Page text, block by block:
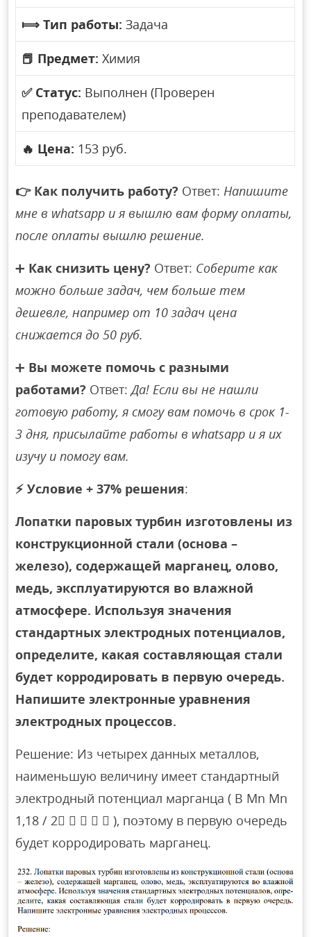
⟾ Тип работы: Задача
📕 Предмет: Химия
✅ Статус: Выполнен (Проверен
преподавателем)
🔥 Цена: 153 руб.
👉 Как получить работу? Ответ:Напишите
мне в whatsapp и я вышлю вам форму оплаты,
после оплаты вышлю решение.
➕ Как снизить цену? Ответ: Соберите как
можно больше задач, чем больше тем
дешевле, например от 10 задач цена
снижается до 50 руб.
➕ Вы можете помочь с разными
работами? Ответ:Да! Если вы не нашли
готовую работу, я смогу вам помочь в срок 1-
3 дня, присылайте работы в whatsapp и я их
изучу и помогу вам.
⚡ Условие + 37% решения:
Лопатки паровых турбин изготовлены из
конструкционной стали (основа –
железо), содержащей марганец, олово,
медь, эксплуатируются во влажной
атмосфере. Используя значения
стандартных электродных потенциалов,
определите, какая составляющая стали
будет корродировать в первую очередь.
Напишите электронные уравнения
электродных процессов.
Решение: Из четырех данных металлов,
наименьшую величину имеет стандартный
электродный потенциал марганца ( B Mn Mn
1,18 / 2     ), поэтому в первую очередь
будет корродировать марганец.